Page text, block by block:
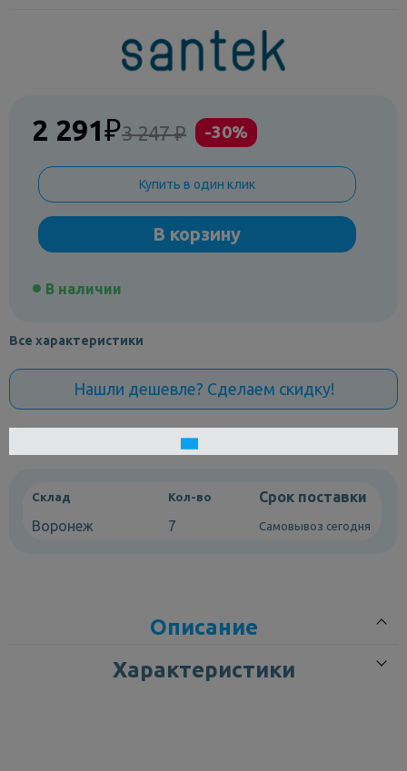
2 291₽3 247 ₽ -30%
Купить в один клик
В корзину
В наличии
Все характеристики
Нашли дешевле? Сделаем скидку!
Склад Кол-во
Срок поставки
Воронеж
7 Самовывоз сегодня
Описание
Характеристики